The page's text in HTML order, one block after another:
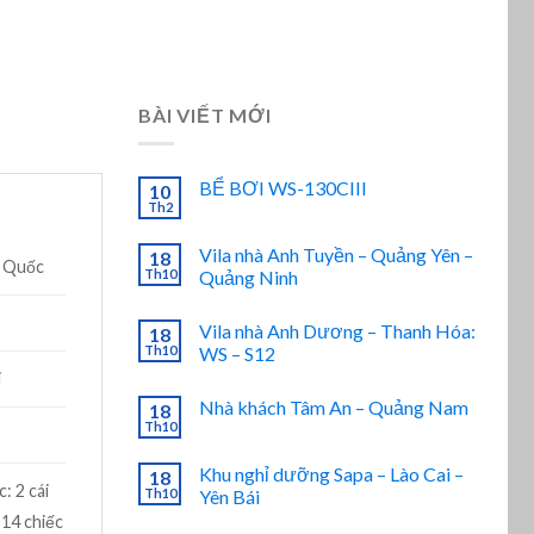
2 cái
chiếc
BÀI VIẾT MỚI
10
Th2
BỂ BƠI WS-130CIII
18
Th10
Vila nhà Anh Tuyền – Quảng Yên –
Quảng Ninh
18
Th10
Vila nhà Anh Dương – Thanh Hóa:
WS – S12
18
Th10
Nhà khách Tâm An – Quảng Nam
18
Th10
Khu nghỉ dưỡng Sapa – Lào Cai –
Yên Bái